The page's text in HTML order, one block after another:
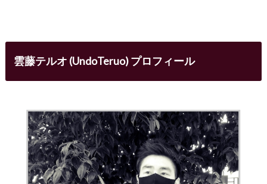
雲藤テルオ (UndoTeruo) プロフィール